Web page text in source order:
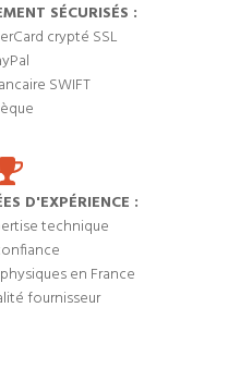
SÉCURISÉS :
crypté SSL
SWIFT
D'EXPÉRIENCE :
technique
en France
fournisseur